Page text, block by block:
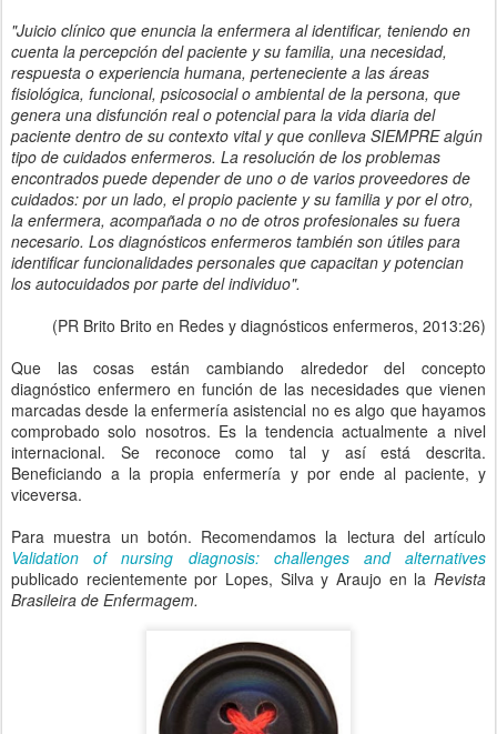
"Juicio clínico que enuncia la enfermera al identificar, teniendo en
cuenta la percepción del paciente y su familia, una necesidad,
respuesta o experiencia humana, perteneciente a las áreas
fisiológica, funcional, psicosocial o ambiental de la persona, que
genera una disfunción real o potencial para la vida diaria del
paciente dentro de su contexto vital y que conlleva SIEMPRE algún
tipo de cuidados enfermeros. La resolución de los problemas
encontrados puede depender de uno o de varios proveedores de
cuidados: por un lado, el propio paciente y su familia y por el otro,
la enfermera, acompañada o no de otros profesionales su fuera
necesario. Los diagnósticos enfermeros también son útiles para
identificar funcionalidades personales que capacitan y potencian
los autocuidados por parte del individuo".
(PR Brito Brito en Redes y diagnósticos enfermeros, 2013:26)
Que las cosas están cambiando alrededor del concepto
diagnóstico enfermero en función de las necesidades que vienen
marcadas desde la enfermería asistencial no es algo que hayamos
comprobado solo nosotros. Es la tendencia actualmente a nivel
internacional. Se reconoce como tal y así está descrita.
Beneficiando a la propia enfermería y por ende al paciente, y
viceversa.
Para muestra un botón. Recomendamos la lectura del artículo
Validation of nursing diagnosis: challenges and alternatives
publicado recientemente por Lopes, Silva y Araujo en la Revista
Brasileira de Enfermagem.